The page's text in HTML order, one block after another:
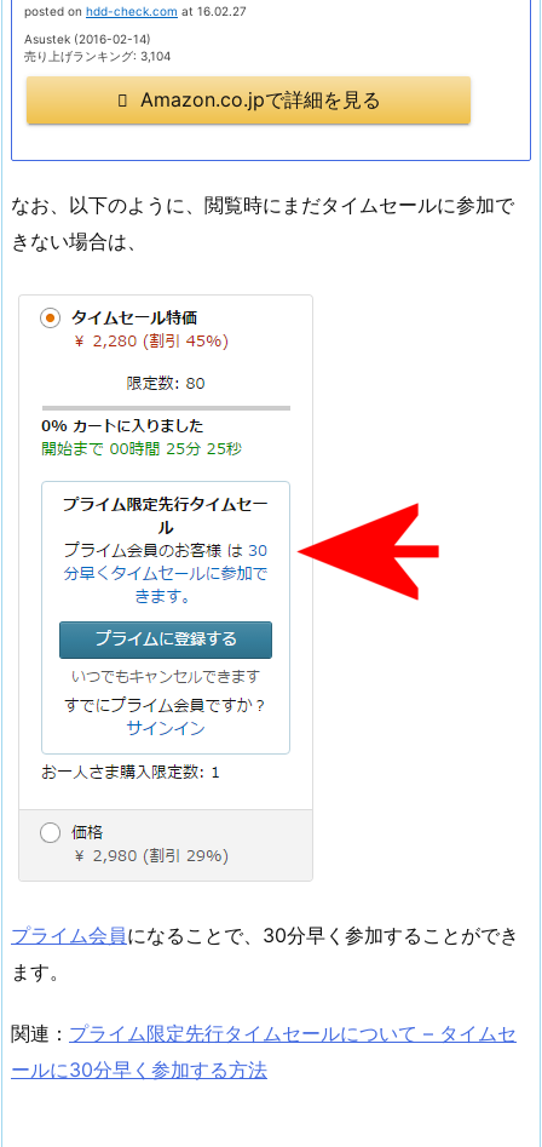
posted on hdd-check.com at 16.02.27
Asustek (2016-02-14)
売り上げランキング: 3,104
Amazon.co.jpで詳細を見る
なお、以下のように、閲覧時にまだタイムセールに参加で
きない場合は、
プライム会員になることで、30分早く参加することができ
ます。
関連： プライム限定先行タイムセールについて – タイムセ
ールに30分早く参加する方法